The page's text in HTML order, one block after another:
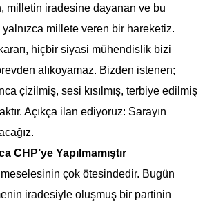
milletin iradesine dayanan ve bu
yalnızca millete veren bir hareketiz.
hiçbir siyasi mühendislik bizi
alıkoyamaz. Bizden istenen;
çizilmiş, sesi kısılmış, terbiye edilmiş
Açıkça ilan ediyoruz: Sarayın
CHP’ye Yapılmamıştır
çok ötesindedir. Bugün
iradesiyle oluşmuş bir partinin